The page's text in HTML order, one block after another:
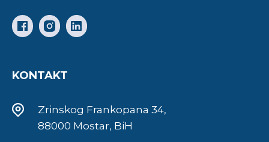
KONTAKT
Zrinskog Frankopana 34,
88000 Mostar, BiH